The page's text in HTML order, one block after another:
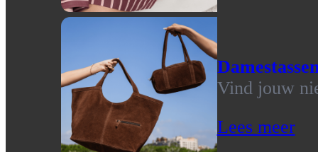
Vind jouw
Lees meer